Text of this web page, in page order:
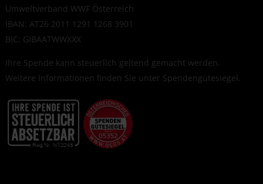
Umweltverband WWF Österreich
IBAN: AT26 2011 1291 1268 3901
BIC: GIBAATWWXXX
Ihre Spende kann steuerlich geltend gemacht werden.
Weitere Informationen finden Sie unter Spendengütesiegel.